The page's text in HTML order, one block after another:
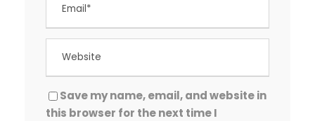
Save my name, email, and website in
this browser for the next time I